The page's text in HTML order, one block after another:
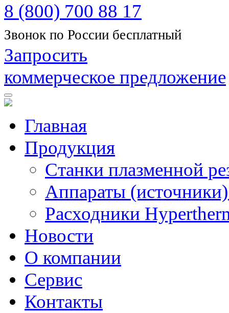
8 (800) 700 88 17
Звонок по России бесплатный
Запросить
коммерческое предложение
Главная
Продукция
Станки плазменной
Аппараты
Расходники
Новости
О компании
Сервис
Контакты